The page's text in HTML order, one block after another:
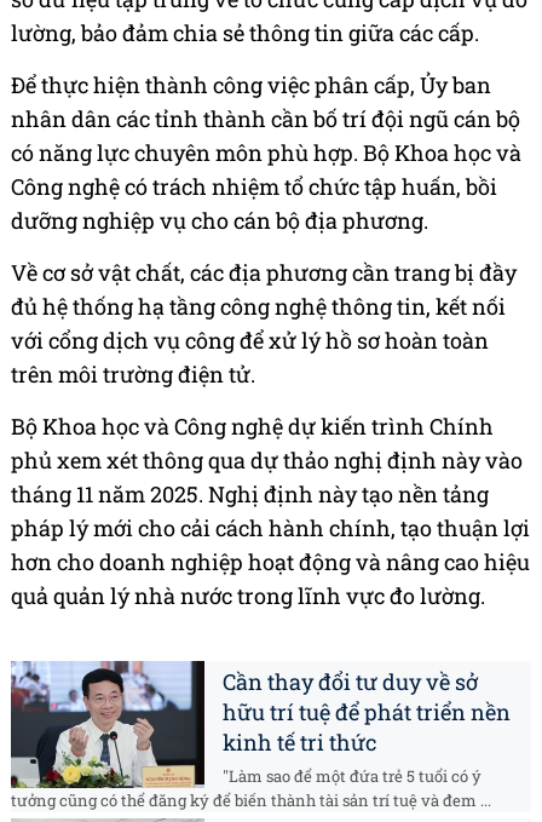
lường, bảo đảm chia sẻ thông tin giữa các cấp.
Để thực hiện thành công việc phân cấp, Ủy ban
nhân dân các tỉnh thành cần bố trí đội ngũ cán bộ
có năng lực chuyên môn phù hợp. Bộ Khoa học và
Công nghệ có trách nhiệm tổ chức tập huấn, bồi
dưỡng nghiệp vụ cho cán bộ địa phương.
Về cơ sở vật chất, các địa phương cần trang bị đầy
đủ hệ thống hạ tầng công nghệ thông tin, kết nối
với cổng dịch vụ công để xử lý hồ sơ hoàn toàn
trên môi trường điện tử.
Bộ Khoa học và Công nghệ dự kiến trình Chính
phủ xem xét thông qua dự thảo nghị định này vào
tháng 11 năm 2025. Nghị định này tạo nền tảng
pháp lý mới cho cải cách hành chính, tạo thuận lợi
hơn cho doanh nghiệp hoạt động và nâng cao hiệu
quả quản lý nhà nước trong lĩnh vực đo lường.
Cần thay đổi tư duy về sở
hữu trí tuệ để phát triển nền
kinh tế tri thức
"Làm sao để một đứa trẻ 5 tuổi có ý
tưởng cũng có thể đăng ký để biến thành tài sản trí tuệ và đem ...